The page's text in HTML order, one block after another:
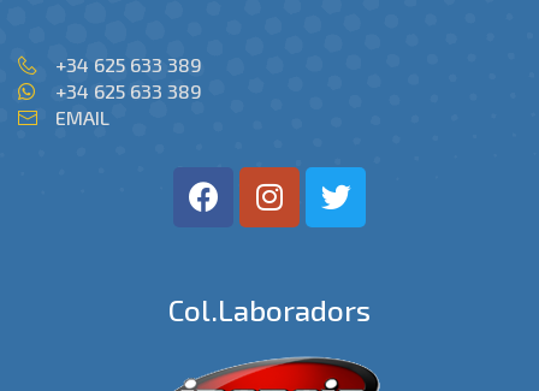
+34 625 633 389
+34 625 633 389
EMAIL
Col.laboradors